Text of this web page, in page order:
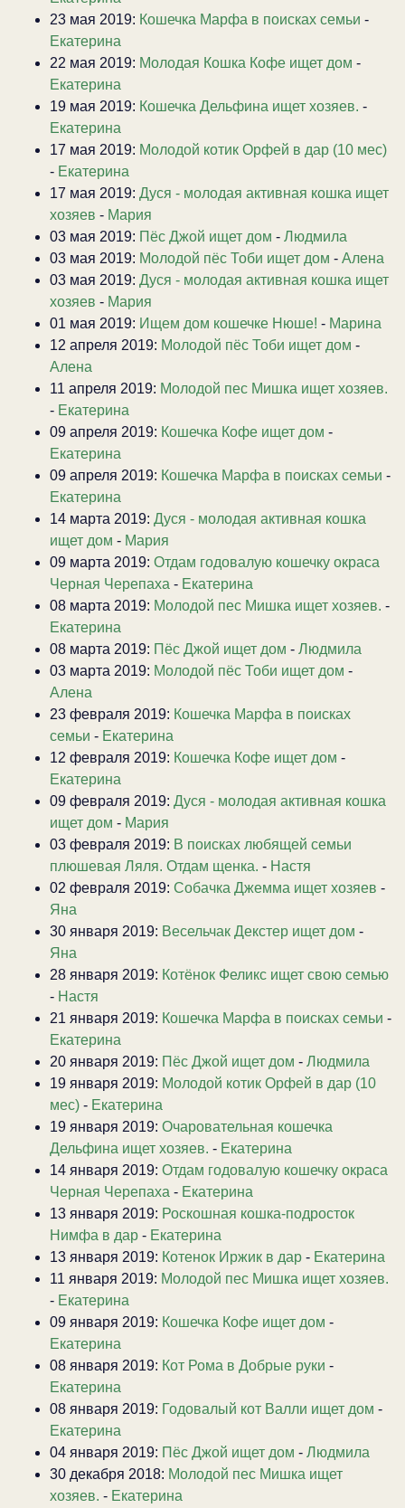
23 мая 2019: Кошечка Марфа в поисках семьи -
Екатерина
22 мая 2019: Молодая Кошка Кофе ищет дом -
Екатерина
19 мая 2019: Кошечка Дельфина ищет хозяев. -
Екатерина
17 мая 2019: Молодой котик Орфей в дар (10 мес)
- Екатерина
17 мая 2019: Дуся - молодая активная кошка ищет
хозяев - Мария
03 мая 2019: Пёс Джой ищет дом - Людмила
03 мая 2019: Молодой пёс Тоби ищет дом - Алена
03 мая 2019: Дуся - молодая активная кошка ищет
хозяев - Мария
01 мая 2019: Ищем дом кошечке Нюше! - Марина
12 апреля 2019: Молодой пёс Тоби ищет дом -
Алена
11 апреля 2019: Молодой пес Мишка ищет хозяев.
- Екатерина
09 апреля 2019: Кошечка Кофе ищет дом -
Екатерина
09 апреля 2019: Кошечка Марфа в поисках семьи -
Екатерина
14 марта 2019: Дуся - молодая активная кошка
ищет дом - Мария
09 марта 2019: Отдам годовалую кошечку окраса
Черная Черепаха - Екатерина
08 марта 2019: Молодой пес Мишка ищет хозяев. -
Екатерина
08 марта 2019: Пёс Джой ищет дом - Людмила
03 марта 2019: Молодой пёс Тоби ищет дом -
Алена
23 февраля 2019: Кошечка Марфа в поисках
семьи - Екатерина
12 февраля 2019: Кошечка Кофе ищет дом -
Екатерина
09 февраля 2019: Дуся - молодая активная кошка
ищет дом - Мария
03 февраля 2019: В поисках любящей семьи
плюшевая Ляля. Отдам щенка. - Настя
02 февраля 2019: Собачка Джемма ищет хозяев -
Яна
30 января 2019: Весельчак Декстер ищет дом -
Яна
28 января 2019: Котёнок Феликс ищет свою семью
- Настя
21 января 2019: Кошечка Марфа в поисках семьи -
Екатерина
20 января 2019: Пёс Джой ищет дом - Людмила
19 января 2019: Молодой котик Орфей в дар (10
мес) - Екатерина
19 января 2019: Очаровательная кошечка
Дельфина ищет хозяев. - Екатерина
14 января 2019: Отдам годовалую кошечку окраса
Черная Черепаха - Екатерина
13 января 2019: Роскошная кошка-подросток
Нимфа в дар - Екатерина
13 января 2019: Котенок Иржик в дар - Екатерина
11 января 2019: Молодой пес Мишка ищет хозяев.
- Екатерина
09 января 2019: Кошечка Кофе ищет дом -
Екатерина
08 января 2019: Кот Рома в Добрые руки -
Екатерина
08 января 2019: Годовалый кот Валли ищет дом -
Екатерина
04 января 2019: Пёс Джой ищет дом - Людмила
30 декабря 2018: Молодой пес Мишка ищет
хозяев. - Екатерина